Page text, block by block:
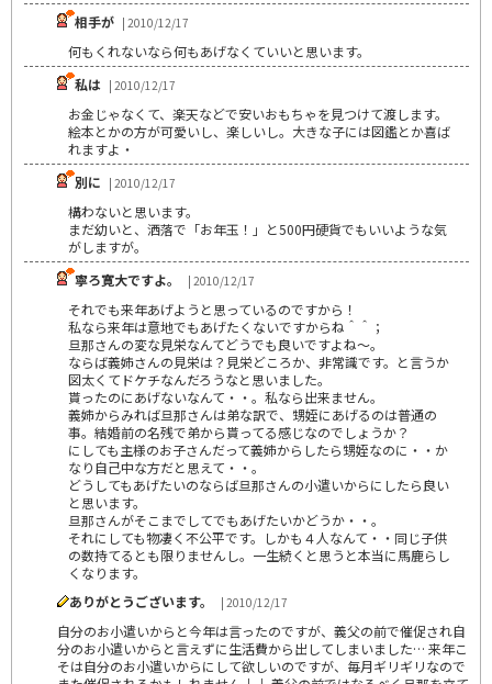
相手が | 2010/12/17
何もくれないなら何もあげなくていいと思います。
私は | 2010/12/17
お金じゃなくて、楽天などで安いおもちゃを見つけて渡します。
絵本とかの方が可愛いし、楽しいし。大きな子には図鑑とか喜ば
れますよ・
別に | 2010/12/17
構わないと思います。
まだ幼いと、洒落で「お年玉！」と500円硬貨でもいいような気
がしますが。
寧ろ寛大ですよ。
| 2010/12/17
それでも来年あげようと思っているのですから！
私なら来年は意地でもあげたくないですからね＾＾；
旦那さんの変な見栄なんてどうでも良いですよね～。
ならば義姉さんの見栄は？見栄どころか、非常識です。と言うか
図太くてドケチなんだろうなと思いました。
貰ったのにあげないなんて・・。私なら出来ません。
義姉からみれば旦那さんは弟な訳で、甥姪にあげるのは普通の
事。結婚前の名残で弟から貰ってる感じなのでしょうか？
にしても主様のお子さんだって義姉からしたら甥姪なのに・・か
なり自己中な方だと思えて・・。
どうしてもあげたいのならば旦那さんの小遣いからにしたら良い
と思います。
旦那さんがそこまでしてでもあげたいかどうか・・。
それにしても物凄く不公平です。しかも４人なんて・・同じ子供
の数持てるとも限りませんし。一生続くと思うと本当に馬鹿らし
くなります。
ありがとうございます。
| 2010/12/17
自分のお小遣いからと今年は言ったのですが、義父の前で催促され自
分のお小遣いからと言えずに生活費から出してしまいました… 来年こ
そは自分のお小遣いからにして欲しいのですが、毎月ギリギリなので